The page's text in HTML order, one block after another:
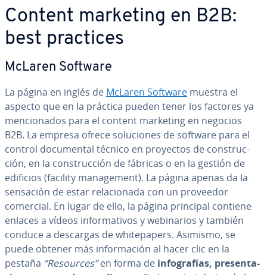
Content marketing en B2B:
best practices
McLaren Software
La página en inglés de McLaren Software muestra el
aspecto que en la práctica pueden tener los factores ya
me­n­cio­na­dos para el content marketing en negocios
B2B. La empresa ofrece so­lu­cio­nes de software para el
control do­cu­me­n­tal técnico en proyectos de co­n­s­tru­c­
ción, en la co­n­s­tru­c­ción de fábricas o en la gestión de
edificios (facility ma­na­ge­me­nt). La página apenas da la
sensación de estar re­la­cio­na­da con un proveedor
comercial. En lugar de ello, la página principal contiene
enlaces a vídeos in­fo­r­ma­ti­vos y we­bi­na­rios y también
conduce a descargas de whi­te­pa­pe­rs. Asimismo, se
puede obtener más in­fo­r­ma­ción al hacer clic en la
pestaña “Resources”en forma de in­fo­gra­fías, pre­se­n­ta­